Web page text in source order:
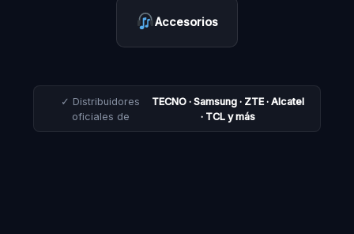
Accesorios
✓ Distribuidores
oficiales de
TECNO · Samsung · ZTE · Alcatel
· TCL y más